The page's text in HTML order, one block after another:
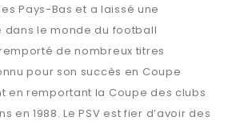
Pays-Bas et a laissé une
le monde du football
de nombreux titres
pour son succès en Coupe
en remportant la Coupe des clubs
en 1988. Le PSV est fier d’avoir des